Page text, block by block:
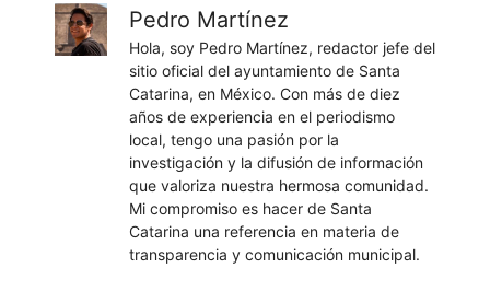
Pedro Martínez
Hola, soy Pedro Martínez, redactor jefe del
sitio oficial del ayuntamiento de Santa
Catarina, en México. Con más de diez
años de experiencia en el periodismo
local, tengo una pasión por la
investigación y la difusión de información
que valoriza nuestra hermosa comunidad.
Mi compromiso es hacer de Santa
Catarina una referencia en materia de
transparencia y comunicación municipal.